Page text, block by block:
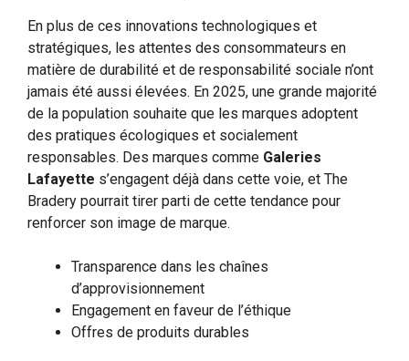
En plus de ces innovations technologiques et
stratégiques, les attentes des consommateurs en
matière de durabilité et de responsabilité sociale n’ont
jamais été aussi élevées. En 2025, une grande majorité
de la population souhaite que les marques adoptent
des pratiques écologiques et socialement
responsables. Des marques comme Galeries
Lafayette s’engagent déjà dans cette voie, et The
Bradery pourrait tirer parti de cette tendance pour
renforcer son image de marque.
Transparence dans les chaînes
d’approvisionnement
Engagement en faveur de l’éthique
Offres de produits durables